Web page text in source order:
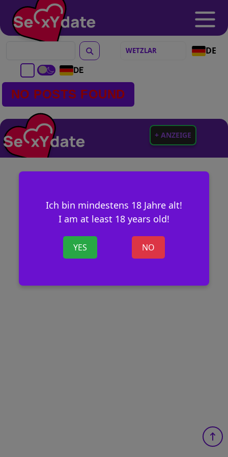
DE
DE
Ich bin mindestens 18 Jahre alt!
I am at least 18 years old!
YES NO
NO POSTS FOUND
+ ANZEIGE